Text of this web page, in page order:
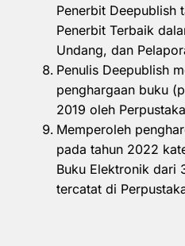
Penerbit Deepublish
Penerbit Terbaik
Undang, dan
Penulis Deepublish
penghargaan buku
2019 oleh
Memperoleh
pada tahun 2022
Buku Elektronik dari
tercatat di